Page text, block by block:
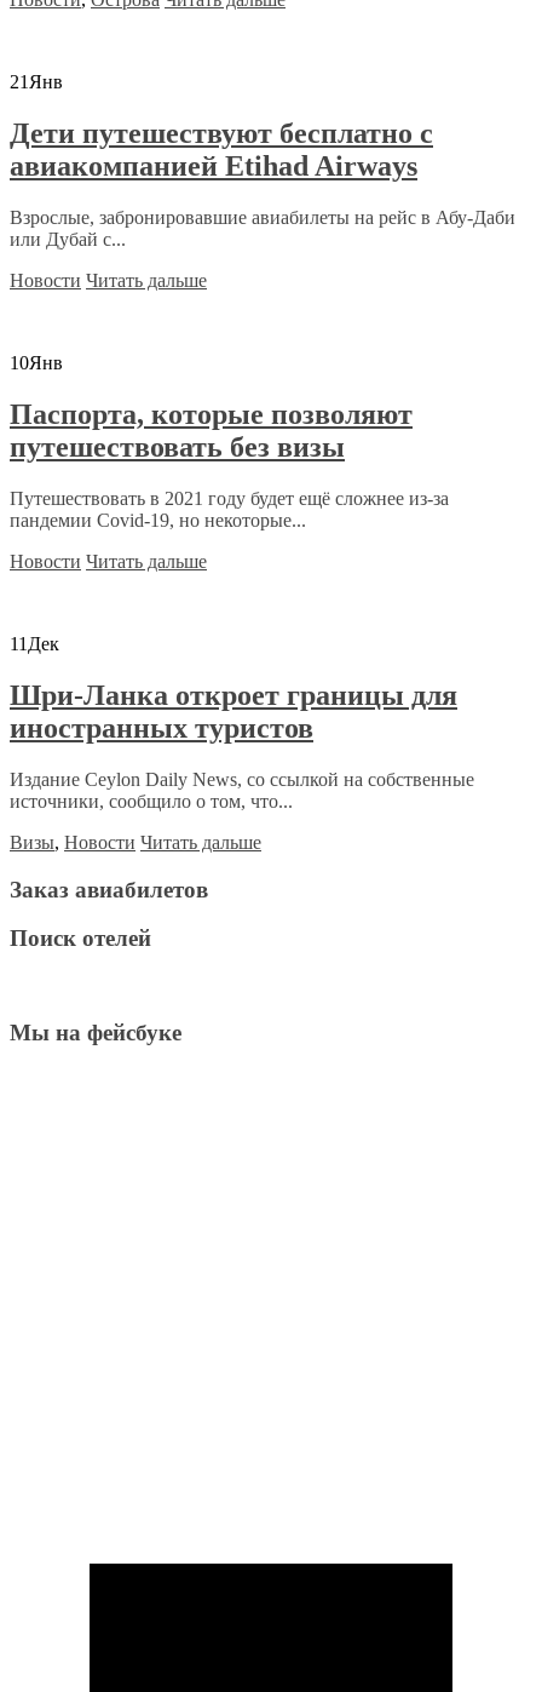
21Янв
Дети путешествуют бесплатно с
авиакомпанией Etihad Airways
Взрослые, забронировавшие авиабилеты на рейс в Абу-Даби
или Дубай с...
Новости Читать дальше
10Янв
Паспорта, которые позволяют
путешествовать без визы
Путешествовать в 2021 году будет ещё сложнее из-за
пандемии Covid-19, но некоторые...
Новости Читать дальше
11 Дек
Шри-Ланка откроет границы для
иностранных туристов
Издание Ceylon Daily News, со ссылкой на собственные
источники, сообщило о том, что...
Визы, Новости Читать дальше
Заказ авиабилетов
Поиск отелей
Мы на фейсбуке